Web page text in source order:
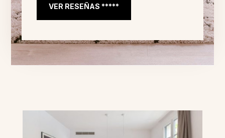
VER RESEÑAS *****